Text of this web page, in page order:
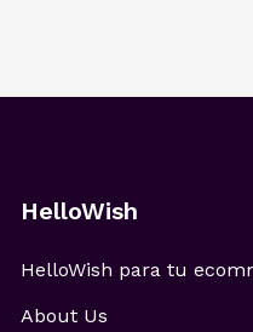
HelloWish
HelloWish para tu
About Us